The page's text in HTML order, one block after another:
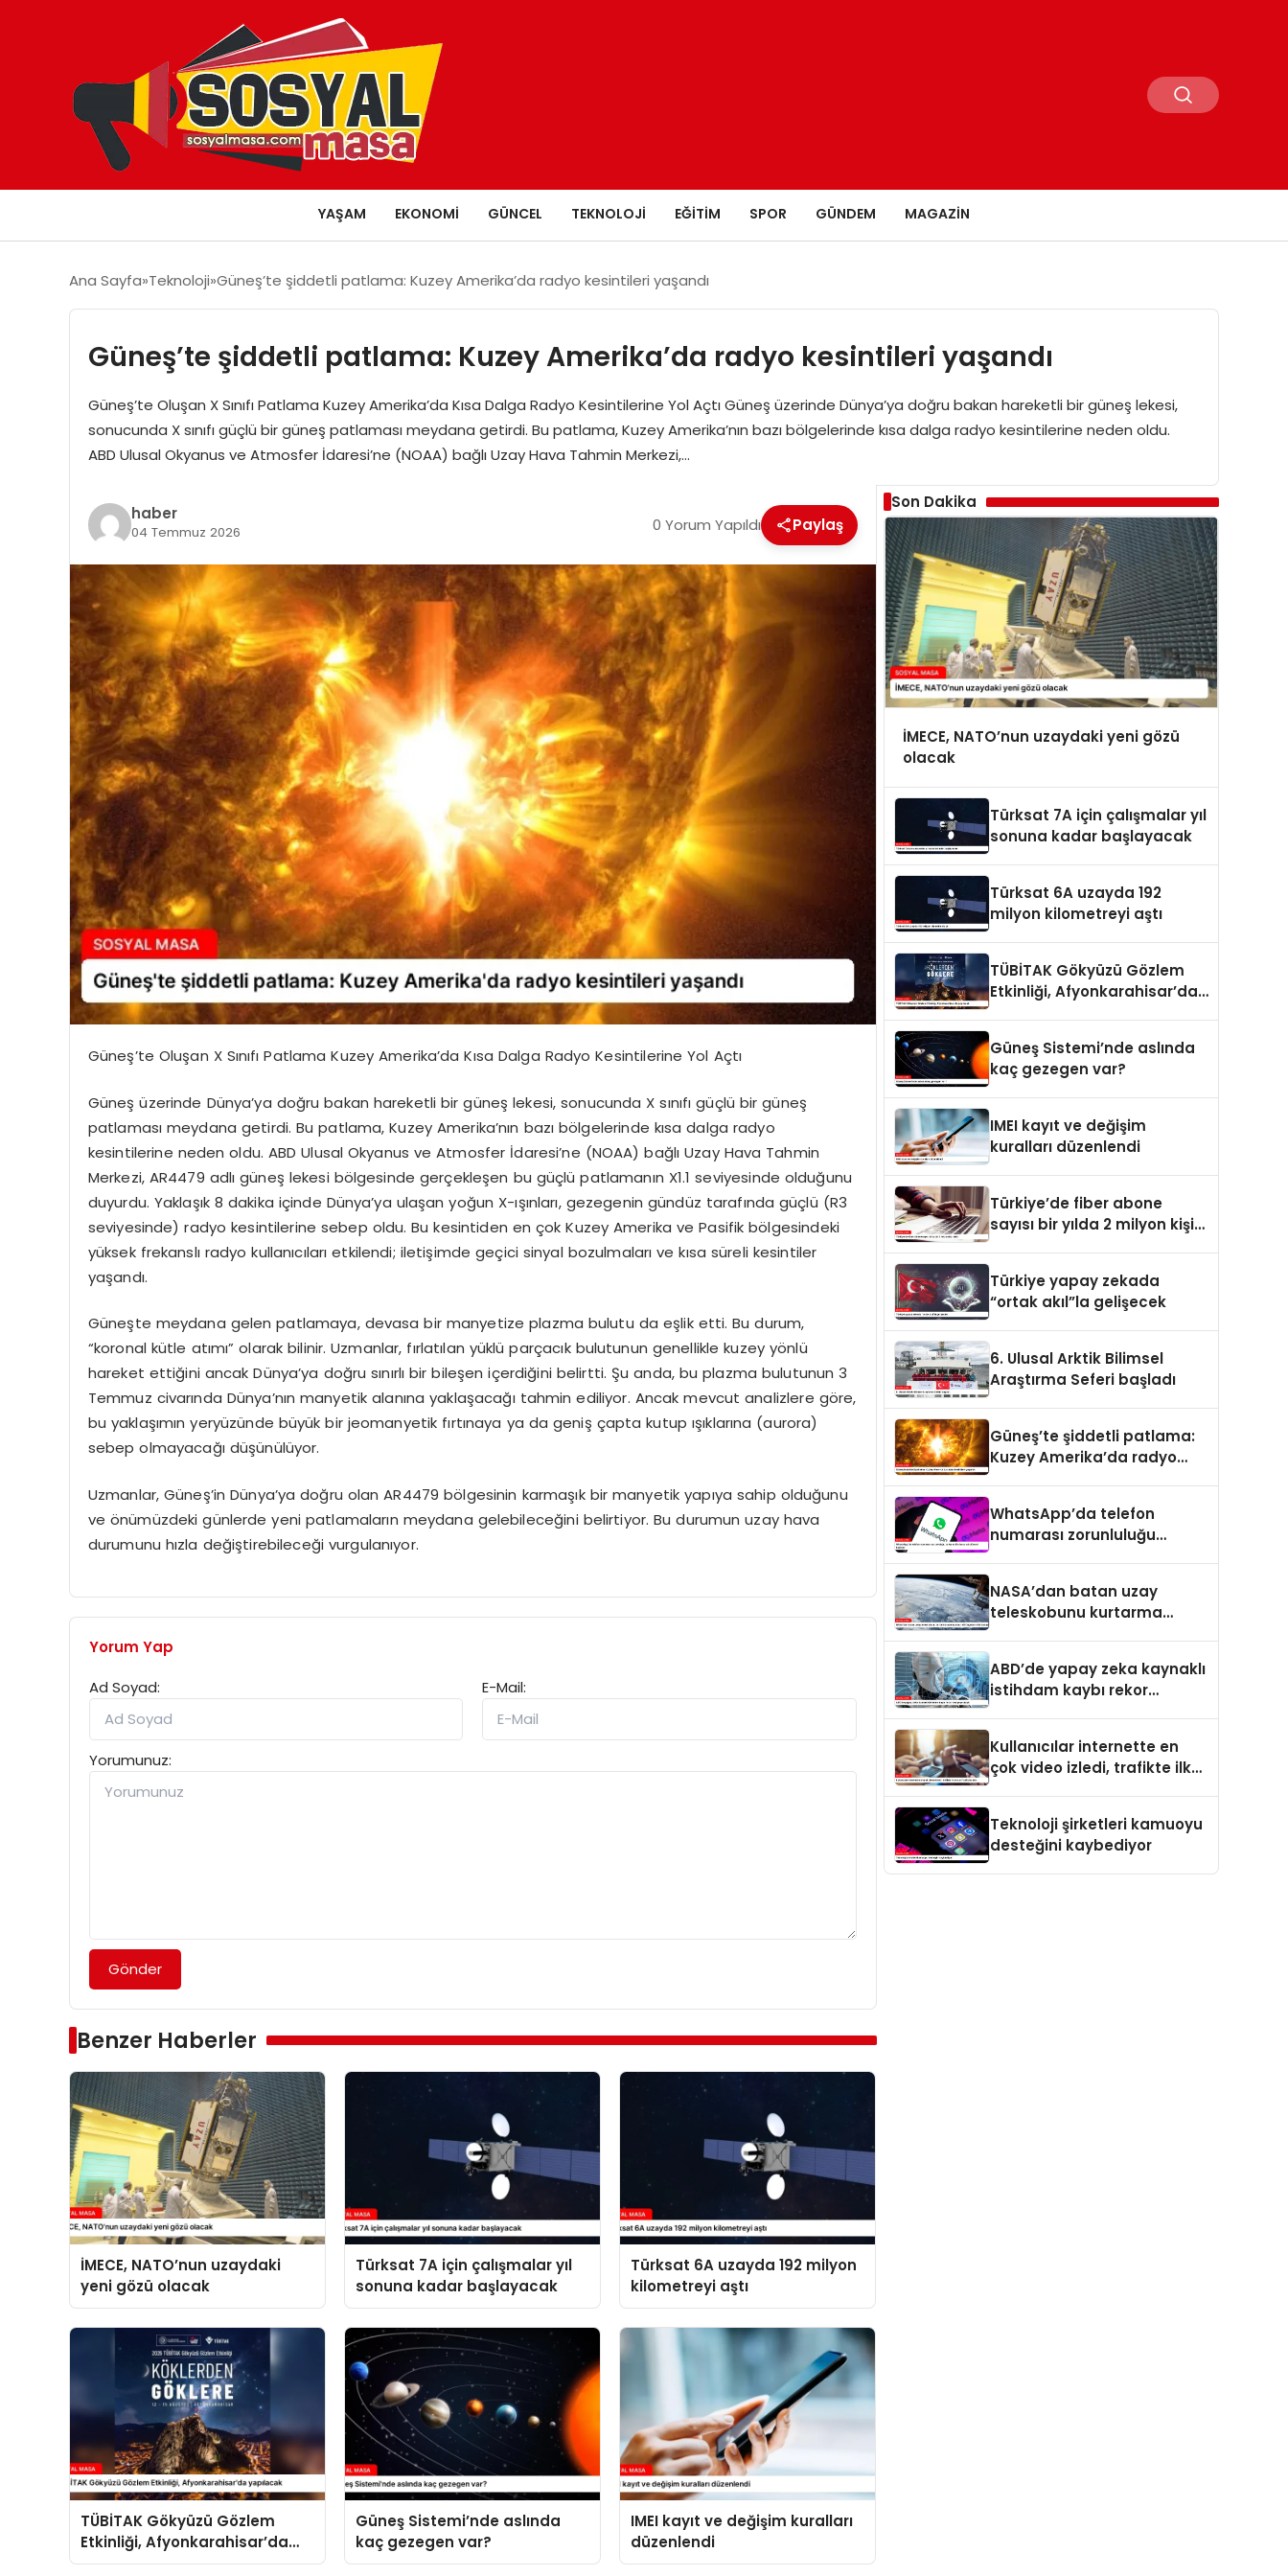
YAŞAM EKONOMI GÜNCEL TEKNOLOJI EĞITIM SPOR GÜNDEM MAGAZIN
Ana Sayfa Teknoloji Güneş’te şiddetli patlama: Kuzey Amerika’da radyo kesintileri yaşandı
Güneş’te şiddetli patlama: Kuzey Amerika’da radyo kesintileri yaşandı
Güneş’te Oluşan X Sınıfı Patlama Kuzey Amerika’da Kısa Dalga Radyo Kesintilerine Yol Açtı Güneş üzerinde Dünya’ya doğru bakan hareketli bir güneş lekesi,
sonucunda X sınıfı güçlü bir güneş patlaması meydana getirdi. Bu patlama, Kuzey Amerika’nın bazı bölgelerinde kısa dalga radyo kesintilerine neden oldu.
ABD Ulusal Okyanus ve Atmosfer İdaresi’ne (NOAA) bağlı Uzay Hava Tahmin Merkezi,…
haber
04 Temmuz 2026 0 Yorum Yapıldı Paylaş
Güneş’te Oluşan X Sınıfı Patlama Kuzey Amerika’da Kısa Dalga Radyo Kesintilerine Yol Açtı
Güneş üzerinde Dünya’ya doğru bakan hareketli bir güneş lekesi, sonucunda X sınıfı güçlü bir güneş
patlaması meydana getirdi. Bu patlama, Kuzey Amerika’nın bazı bölgelerinde kısa dalga radyo
kesintilerine neden oldu. ABD Ulusal Okyanus ve Atmosfer İdaresi’ne (NOAA) bağlı Uzay Hava Tahmin
Merkezi, AR4479 adlı güneş lekesi bölgesinde gerçekleşen bu güçlü patlamanın X1.1 seviyesinde olduğunu
duyurdu. Yaklaşık 8 dakika içinde Dünya’ya ulaşan yoğun X-ışınları, gezegenin gündüz tarafında güçlü (R3
seviyesinde) radyo kesintilerine sebep oldu. Bu kesintiden en çok Kuzey Amerika ve Pasifik bölgesindeki
yüksek frekanslı radyo kullanıcıları etkilendi; iletişimde geçici sinyal bozulmaları ve kısa süreli kesintiler
yaşandı.
Güneşte meydana gelen patlamaya, devasa bir manyetize plazma bulutu da eşlik etti. Bu durum,
“koronal kütle atımı” olarak bilinir. Uzmanlar, fırlatılan yüklü parçacık bulutunun genellikle kuzey yönlü
hareket ettiğini ancak Dünya’ya doğru sınırlı bir bileşen içerdiğini belirtti. Şu anda, bu plazma bulutunun 3
Temmuz civarında Dünya’nın manyetik alanına yaklaşacağı tahmin ediliyor. Ancak mevcut analizlere göre,
bu yaklaşımın yeryüzünde büyük bir jeomanyetik fırtınaya ya da geniş çapta kutup ışıklarına (aurora)
sebep olmayacağı düşünülüyor.
Uzmanlar, Güneş’in Dünya’ya doğru olan AR4479 bölgesinin karmaşık bir manyetik yapıya sahip olduğunu
ve önümüzdeki günlerde yeni patlamaların meydana gelebileceğini belirtiyor. Bu durumun uzay hava
durumunu hızla değiştirebileceği vurgulanıyor.
Yorum Yap
Ad Soyad:
E-Mail:
Yorumunuz:
Gönder
Benzer Haberler
İMECE, NATO’nun uzaydaki
yeni gözü olacak
Türksat 7A için çalışmalar yıl
sonuna kadar başlayacak
Türksat 6A uzayda 192 milyon
kilometreyi aştı
TÜBİTAK Gökyüzü Gözlem
Etkinliği, Afyonkarahisar’da
yapılacak
Güneş Sistemi’nde aslında
kaç gezegen var?
IMEI kayıt ve değişim kuralları
düzenlendi
Son Dakika
İMECE, NATO’nun uzaydaki yeni gözü
olacak
Türksat 7A için çalışmalar yıl
sonuna kadar başlayacak
Türksat 6A uzayda 192
milyon kilometreyi aştı
TÜBİTAK Gökyüzü Gözlem
Etkinliği, Afyonkarahisar’da
Güneş Sistemi’nde aslında
kaç gezegen var?
IMEI kayıt ve değişim
kuralları düzenlendi
Türkiye’de fiber abone
sayısı bir yılda 2 milyon kişi
Türkiye yapay zekada
“ortak akıl”la gelişecek
6. Ulusal Arktik Bilimsel
Araştırma Seferi başladı
Güneş’te şiddetli patlama:
Kuzey Amerika’da radyo
WhatsApp’da telefon
numarası zorunluluğu
NASA’dan batan uzay
teleskobunu kurtarma
ABD’de yapay zeka kaynaklı
istihdam kaybı rekor
Kullanıcılar internette en
çok video izledi, trafikte ilk
Teknoloji şirketleri kamuoyu
desteğini kaybediyor